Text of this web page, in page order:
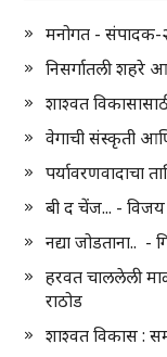
मनोगत - संपादक-
निसर्गातली शहरे
शाश्वत
वेगाची संस्कृती
पर्यावरणवादाचा
बी द चेंज... - विजय
नद्या जोडताना.. -
हरवत चाललेली
राठोड
शाश्वत विकास :